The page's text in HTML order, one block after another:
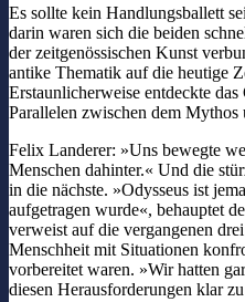
Es sollte kein Handlungsballett
darin waren sich die beiden
der zeitgenössischen Kunst
antike Thematik auf die heutige
Erstaunlicherweise entdeckte
Parallelen zwischen dem Mythos
Felix Landerer: »Uns bewegte
Menschen dahinter.« Und die
in die nächste. »Odysseus ist
aufgetragen wurde«, behauptet
verweist auf die vergangenen
Menschheit mit Situationen
vorbereitet waren. »Wir hatten
diesen Herausforderungen klar